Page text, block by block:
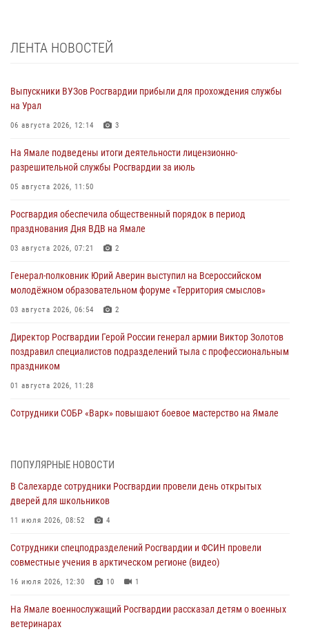
ЛЕНТА НОВОСТЕЙ
Выпускники ВУЗов Росгвардии прибыли для прохождения службы
на Урал
06 августа 2026, 12:14 3
На Ямале подведены итоги деятельности лицензионно-
разрешительной службы Росгвардии за июль
05 августа 2026, 11:50
Росгвардия обеспечила общественный порядок в период
празднования Дня ВДВ на Ямале
03 августа 2026, 07:21 2
Генерал-полковник Юрий Аверин выступил на Всероссийском
молодёжном образовательном форуме «Территория смыслов»
03 августа 2026, 06:54 2
Директор Росгвардии Герой России генерал армии Виктор Золотов
поздравил специалистов подразделений тыла с профессиональным
праздником
01 августа 2026, 11:28
Сотрудники СОБР «Варк» повышают боевое мастерство на Ямале
Офицеры спецназа Росгвардии провели практическое занятие для
29 июля 2026, 10:42
В Уральском округе Росгвардии состоялось заседание
29 июля 2026, 10:39
Сотрудники СОБР «Варк» приняли участие в чемпионате Уральского
ПОПУЛЯРНЫЕ НОВОСТИ
В Салехарде сотрудники Росгвардии провели день открытых
дверей для школьников
11 июля 2026, 08:52 4
Сотрудники спецподразделений Росгвардии и ФСИН провели
совместные учения в арктическом регионе (видео)
16 июля 2026, 12:30 10 1
На Ямале военнослужащий Росгвардии рассказал детям о военных
ветеринарах